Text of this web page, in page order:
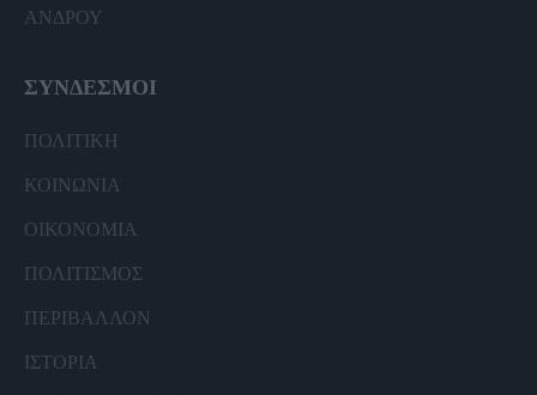
ΑΝΔΡΟΥ
ΣΥΝΔΕΣΜΟΙ
ΠΟΛΙΤΙΚΗ
ΚΟΙΝΩΝΙΑ
ΟΙΚΟΝΟΜΙΑ
ΠΟΛΙΤΙΣΜΟΣ
ΠΕΡΙΒΑΛΛΟΝ
ΙΣΤΟΡΙΑ